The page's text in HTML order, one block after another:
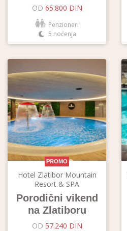
OD 65.800 DIN
Penzioneri
5 noćenja
PROMO
Hotel Zlatibor Mountain
Resort & SPA
Porodični vikend
na Zlatiboru
OD 57.240 DIN